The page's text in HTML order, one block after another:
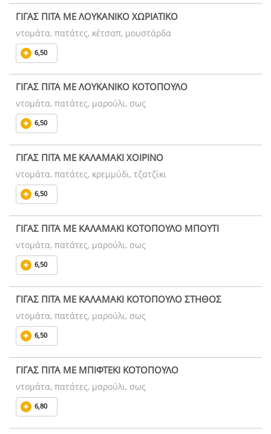
ΓΙΓΑΣ ΠΙΤΑ ΜΕ ΛΟΥΚΑΝΙΚΟ ΧΩΡΙΑΤΙΚΟ
ντομάτα, πατάτες, κέτσαπ, μουστάρδα
6,50
ΓΙΓΑΣ ΠΙΤΑ ΜΕ ΛΟΥΚΑΝΙΚΟ ΚΟΤΟΠΟΥΛΟ
ντομάτα, πατάτες, μαρούλι, σως
6,50
ΓΙΓΑΣ ΠΙΤΑ ΜΕ ΚΑΛΑΜΑΚΙ ΧΟΙΡΙΝΟ
ντομάτα, πατάτες, κρεμμύδι, τζατζίκι
6,50
ΓΙΓΑΣ ΠΙΤΑ ΜΕ ΚΑΛΑΜΑΚΙ ΚΟΤΟΠΟΥΛΟ ΜΠΟΥΤΙ
ντομάτα, πατάτες, μαρούλι, σως
6,50
ΓΙΓΑΣ ΠΙΤΑ ΜΕ ΚΑΛΑΜΑΚΙ ΚΟΤΟΠΟΥΛΟ ΣΤΗΘΟΣ
ντομάτα, πατάτες, μαρούλι, σως
6,50
ΓΙΓΑΣ ΠΙΤΑ ΜΕ ΜΠΙΦΤΕΚΙ ΚΟΤΟΠΟΥΛΟ
ντομάτα, πατάτες, μαρούλι, σως
6,80